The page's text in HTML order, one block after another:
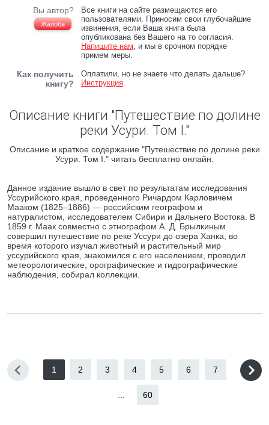
Вы автор?
Жалоба
Все книги на сайте размещаются его
пользователями. Приносим свои глубочайшие
извинения, если Ваша книга была
опубликована без Вашего на то согласия.
Напишите нам, и мы в срочном порядке
примем меры.
Как получить
книгу?
Оплатили, но не знаете что делать дальше?
Инструкция.
Описание книги "Путешествие по долине
реки Усури. Том I."
Описание и краткое содержание "Путешествие по долине реки
Усури. Том I." читать бесплатно онлайн.
Данное издание вышло в свет по результатам исследования
Уссурийского края, проведенного Ричардом Карловичем
Мааком (1825–1886) — российским географом и
натуралистом, исследователем Сибири и Дальнего Востока. В
1859 г. Маак совместно с этнографом А. Д. Брылкиным
совершил путешествие по реке Уссури до озера Ханка, во
время которого изучал животный и растительный мир
уссурийского края, знакомился с его населением, проводил
метеорологические, орографические и гидрографические
наблюдения, собирал коллекции.
1 2 3 4 5 6 7
60